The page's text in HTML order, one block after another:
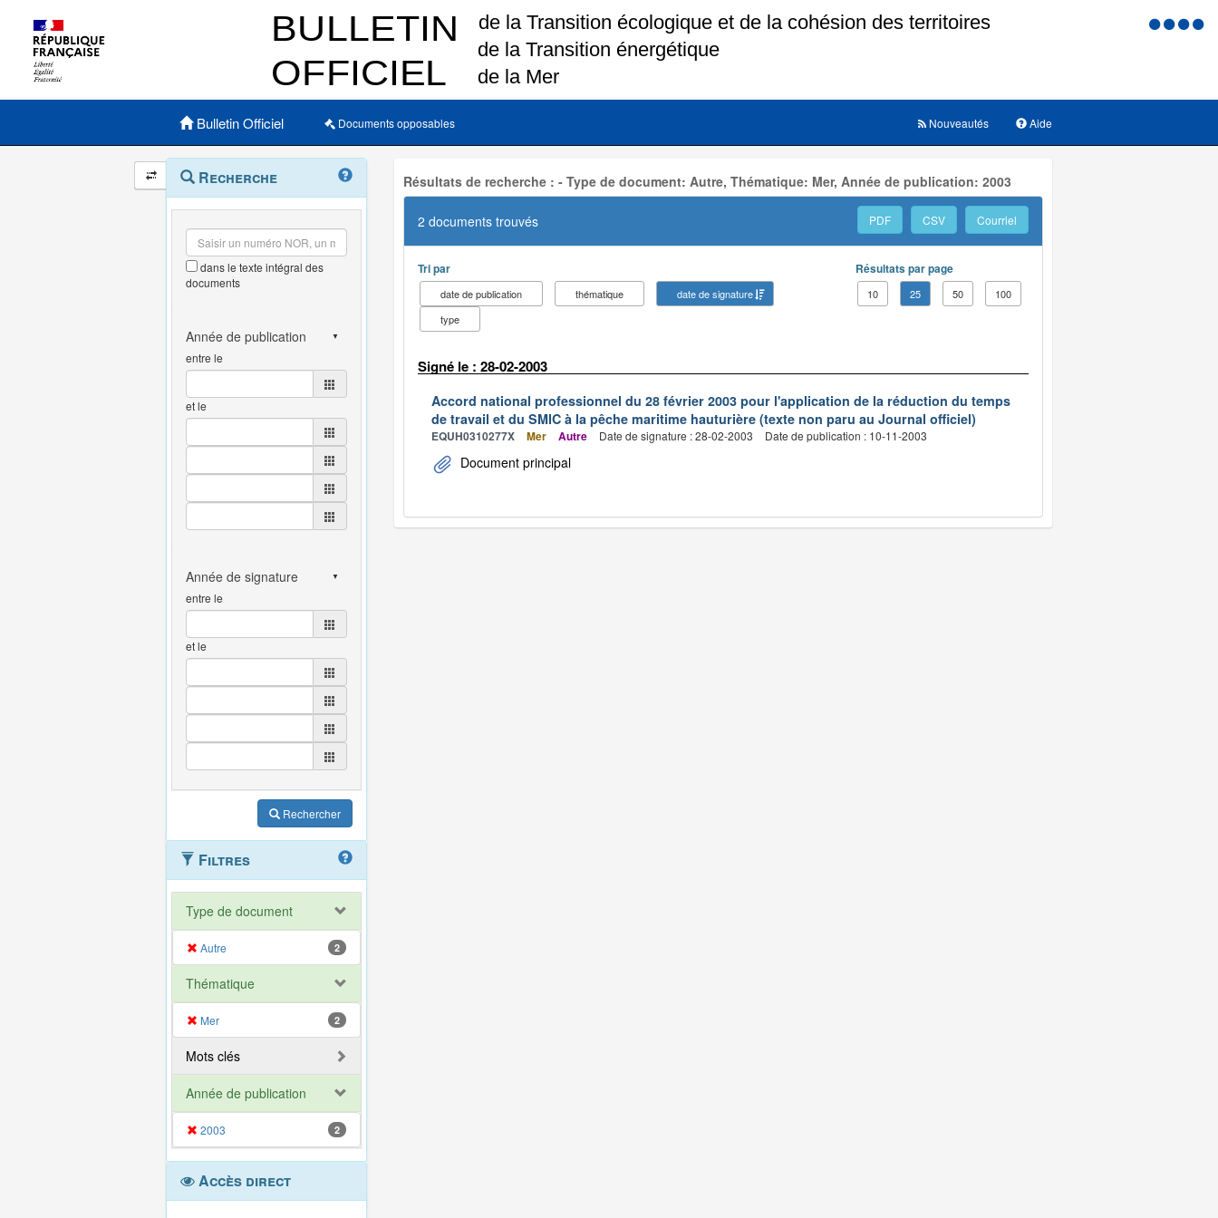
Menu
Menu principal
Bulletin Officiel Documents opposables Aide
Nouveautés
Navigation
et
outils
annexes
Menu
contextuel
Recherche
dans le texte intégral des
documents
entre le
et le
entre le
et le
Rechercher
Filtres
Type de document
Autre 2
Thématique
Mer 2
Mots clés
Année de publication
2003 2
Accès direct
Résultats de recherche : - Type de document: Autre, Thématique: Mer, Année de publication: 2003
2 documents trouvés PDF CSV Courriel
Tri par
date de publication thématique
date de signature
type
Résultats par page
10 25 50 100
Signé le : 28-02-2003
Accord national professionnel du 28 février 2003 pour l'application de la réduction du temps
de travail et du SMIC à la pêche maritime hauturière (texte non paru au Journal officiel)
EQUH0310277X Mer Autre Date de signature : 28-02-2003 Date de publication : 10-11-2003
Document principal